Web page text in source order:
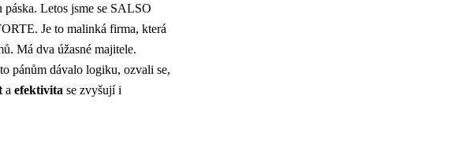
páska. Letos jsme se SALSO
Je to malinká firma, která
Má dva úžasné majitele.
pánům dávalo logiku, ozvali se,
a efektivita se zvyšují i